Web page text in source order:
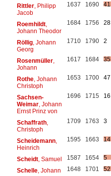
Rittler, Philipp
Jacob
1637 1690 41
Roemhildt,
Johann Theodor
1684 1756 28
Röllig, Johann
Georg
1710 1790 2
Rosenmüller,
Johann
1617 1684 35
Rothe, Johann
Christoph
1653 1700 47
Sachsen-
Weimar, Johann
Ernst Prinz von
1696 1715 16
Schaffrath,
Christoph
1709 1763 3
Scheidemann,
Heinrich
1595 1663 14
Scheidt, Samuel 1587 1654
5
Schelle, Johann 1648 1701
52